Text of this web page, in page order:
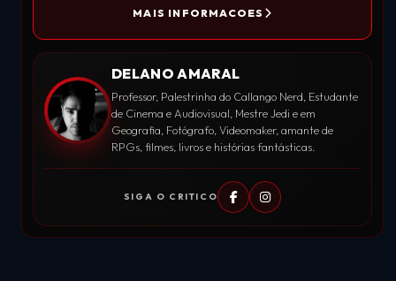
MAIS INFORMACOES
DELANO AMARAL
Professor, Palestrinha do Callango Nerd, Estudante
de Cinema e Audiovisual, Mestre Jedi e em
Geografia, Fotógrafo, Videomaker, amante de
RPGs, filmes, livros e histórias fantásticas.
SIGA O CRITICO